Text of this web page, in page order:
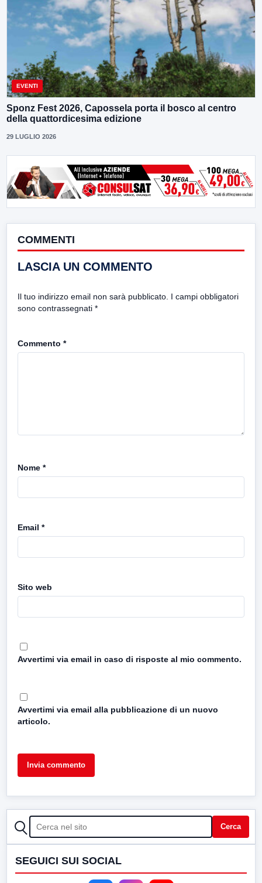
EVENTI
Sponz Fest 2026, Capossela porta il bosco al centro
della quattordicesima edizione
29 LUGLIO 2026
COMMENTI
LASCIA UN COMMENTO
Il tuo indirizzo email non sarà pubblicato. I campi obbligatori
sono contrassegnati *
Commento *
Nome *
Email *
Sito web
Avvertimi via email in caso di risposte al mio commento.
Avvertimi via email alla pubblicazione di un nuovo
articolo.
CERCA Cerca
SEGUICI SUI SOCIAL